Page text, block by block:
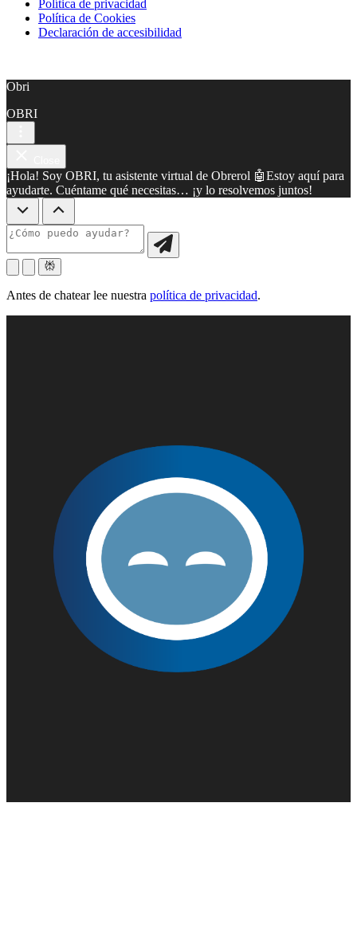
Política de privacidad
Política de Cookies
Declaración de accesibilidad
Obri
OBRI
¡Hola! Soy OBRI, tu asistente virtual de Obrerol 🤖Estoy aquí para
ayudarte. Cuéntame qué necesitas… ¡y lo resolvemos juntos!
Antes de chatear lee nuestra política de privacidad.